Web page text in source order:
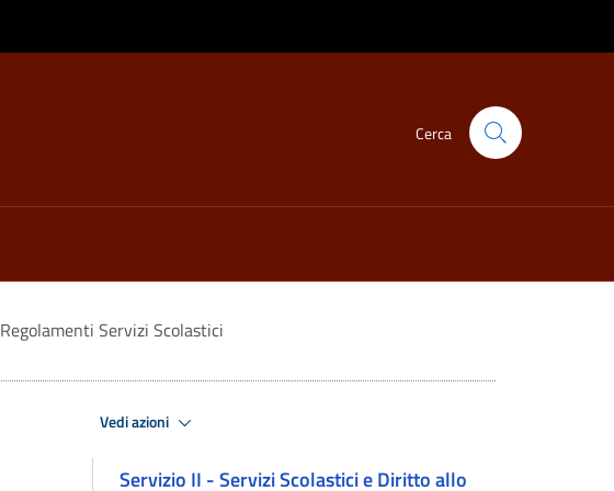
Cerca
Regolamenti Servizi Scolastici
Vedi azioni
Servizio II - Servizi Scolastici e Diritto allo